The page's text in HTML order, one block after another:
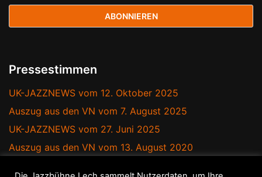
Pressestimmen
UK-JAZZNEWS vom 12. Oktober 2025
Auszug aus den VN vom 7. August 2025
UK-JAZZNEWS vom 27. Juni 2025
Auszug aus den VN vom 13. August 2020